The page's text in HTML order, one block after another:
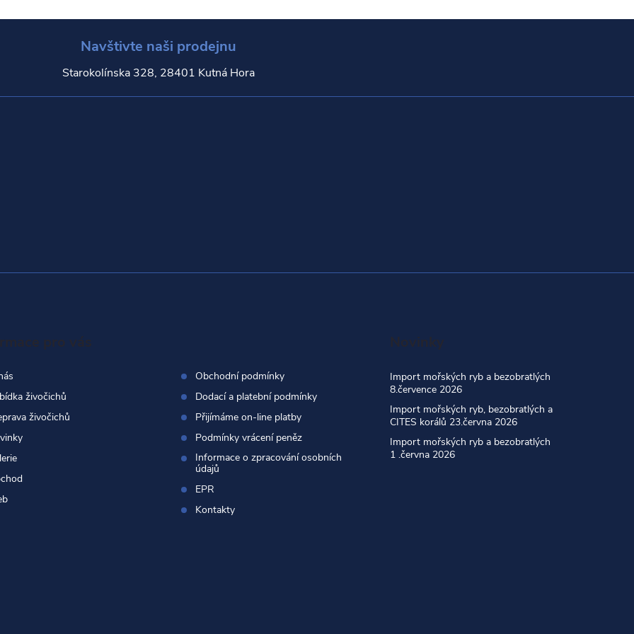
Navštivte naši prodejnu
Starokolínska 328, 28401 Kutná Hora
živočichů
živočichů
Obchodní podmínky
Dodací a platební podmínky
Přijímáme on-line platby
Podmínky vrácení peněz
Informace o zpracování osobních
údajů
EPR
Kontakty
Import mořských ryb a bezobratlých
8.července 2026
Import mořských ryb, bezobratlých a
CITES korálů 23.června 2026
Import mořských ryb a bezobratlých
1 .června 2026